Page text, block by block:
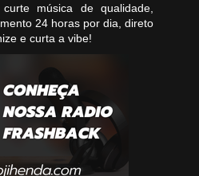
música de qualidade,
24 horas por dia, direto
e curta a vibe!